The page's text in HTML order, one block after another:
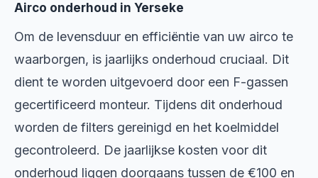
Airco onderhoud in Yerseke
Om de levensduur en efficiëntie van uw airco te
waarborgen, is jaarlijks onderhoud cruciaal. Dit
dient te worden uitgevoerd door een F-gassen
gecertificeerd monteur. Tijdens dit onderhoud
worden de filters gereinigd en het koelmiddel
gecontroleerd. De jaarlijkse kosten voor dit
onderhoud liggen doorgaans tussen de €100 en